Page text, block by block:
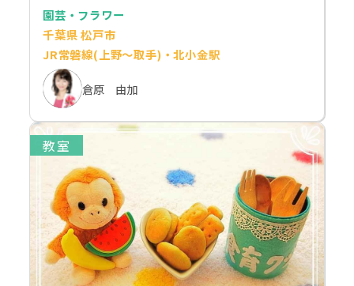
園芸・フラワー
千葉県 松戸市
JR常磐線(上野～取手)・北小金駅
倉原 由加
教室